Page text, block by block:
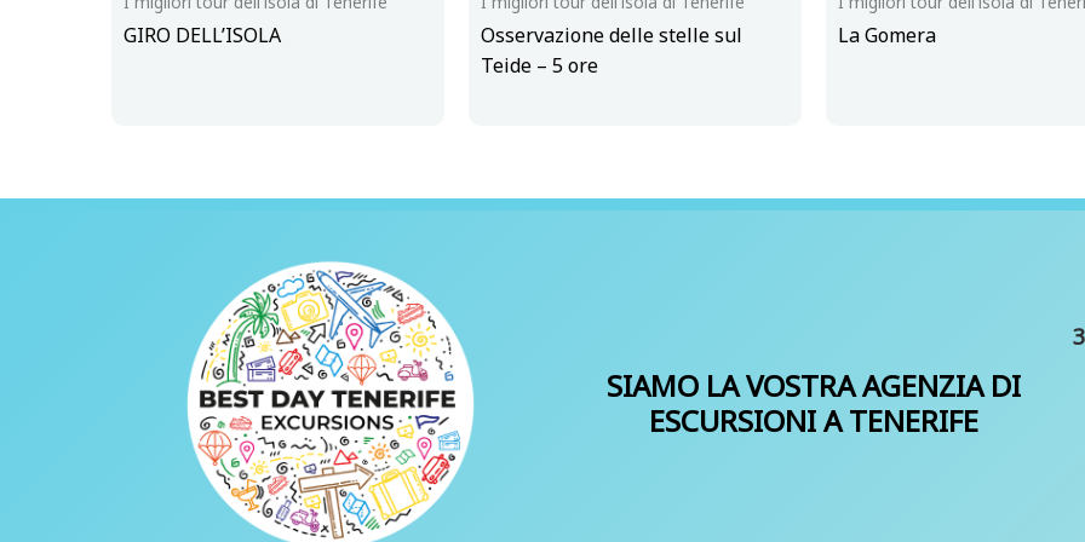
GIRO DELL’ISOLA
Osservazione delle stelle sul
Teide – 5 ore
La Gomera
SIAMO LA VOSTRA AGENZIA DI
ESCURSIONI A TENERIFE